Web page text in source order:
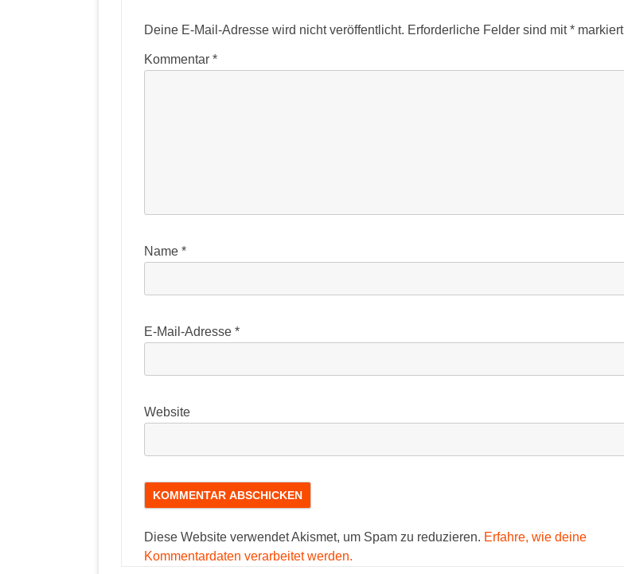
Deine E-Mail-Adresse wird nicht veröffentlicht. Erforderliche Felder sind mit* markiert
Kommentar *
Name *
E-Mail-Adresse *
Website
Diese Website verwendet Akismet, um Spam zu reduzieren. Erfahre, wie deine
Kommentardaten verarbeitet werden.